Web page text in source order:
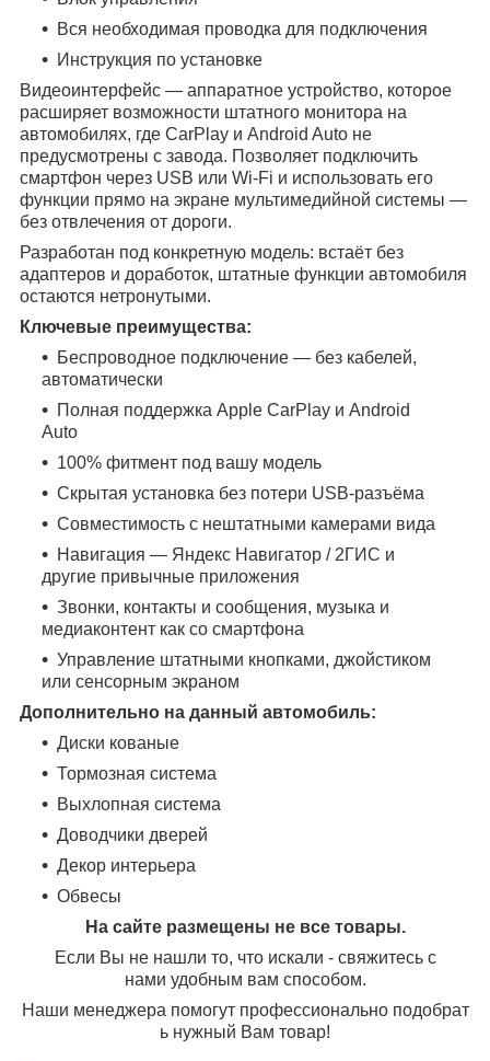
Вся необходимая проводка для подключения
Инструкция по установке
Видеоинтерфейс — аппаратное устройство, которое
расширяет возможности штатного монитора на
автомобилях, где CarPlay и Android Auto не
предусмотрены с завода. Позволяет подключить
смартфон через USB или Wi-Fi и использовать его
функции прямо на экране мультимедийной системы —
без отвлечения от дороги.
Разработан под конкретную модель: встаёт без
адаптеров и доработок, штатные функции автомобиля
остаются нетронутыми.
Ключевые преимущества:
Беспроводное подключение — без кабелей,
автоматически
Полная поддержка Apple CarPlay и Android
Auto
100% фитмент под вашу модель
Скрытая установка без потери USB-разъёма
Совместимость с нештатными камерами вида
Навигация — Яндекс Навигатор / 2ГИС и
другие привычные приложения
Звонки, контакты и сообщения, музыка и
медиаконтент как со смартфона
Управление штатными кнопками, джойстиком
или сенсорным экраном
Дополнительно на данный автомобиль:
Диски кованые
Тормозная система
Выхлопная система
Доводчики дверей
Декор интерьера
Обвесы
На сайте размещены не все товары.
Если Вы не нашли то, что искали - свяжитесь с
нами удобным вам способом.
Наши менеджера помогут профессионально подобрат
ь нужный Вам товар!